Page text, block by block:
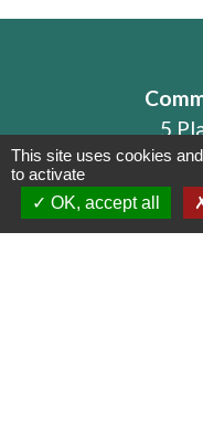
5
01420
This site uses cookies
to activate
OK, accept all